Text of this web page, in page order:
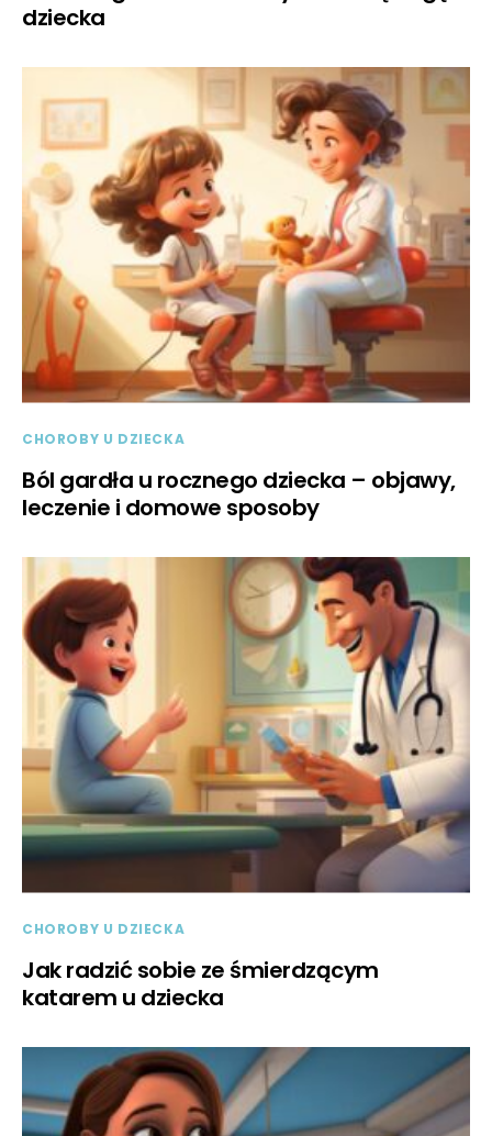
dziecka
CHOROBY U DZIECKA
Ból gardła u rocznego dziecka – objawy,
leczenie i domowe sposoby
CHOROBY U DZIECKA
Jak radzić sobie ze śmierdzącym
katarem u dziecka